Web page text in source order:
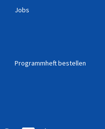
Jobs
Programmheft bestellen